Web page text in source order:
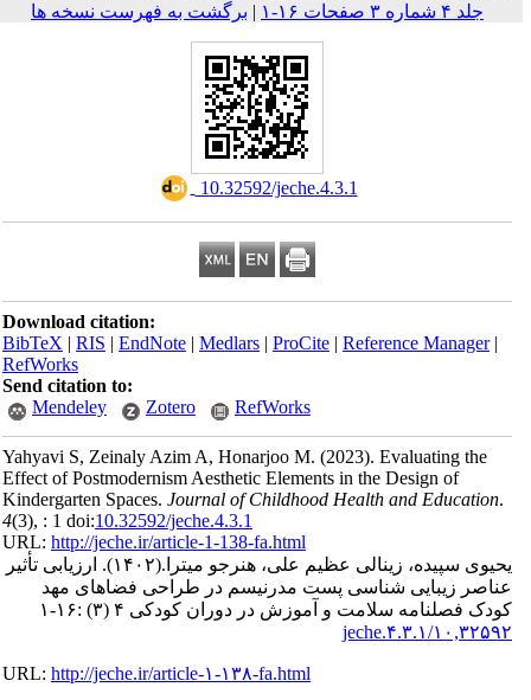
جلد ۴ شماره ۳ صفحات ۱۶-۱
| برگشت به فهرست نسخه ها
‎ 10.32592/jeche.4.3.1
Download citation:
BibTeX|RIS|EndNote|Medlars|ProCite|Reference Manager
RefWorks
Send citation to:
Mendeley
Zotero RefWorks
Yahyavi S, Zeinaly Azim A, Honarjoo M.(2023).Evaluating the
Effect of Postmodernism Aesthetic Elements in the Design of
Kindergarten Spaces.Journal of Childhood Health and Education
4(3) , : 1 doi:10.32592/jeche.4.3.1
URL:http://jeche.ir/article-1-138-fa.html
یحیوی سپیده، زینالی عظیم علی، هنرجو میترا.
ارزیابی تأثیر
عناصر زیبایی شناسی پست مدرنیسم در طراحی فضاهای مهد
کودک فصلنامه سلامت و آموزش در دوران کودکی ۴ (۳) :۱۶-۱
۱۰,۳۲۵۹۲/jeche.۴.۳.۱
URL:http://jeche.ir/article-۱-۱۳۸-fa.html